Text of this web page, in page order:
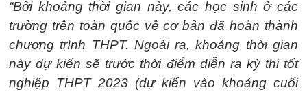
“Bởi khoảng thời gian này, các học sinh ở các
trường trên toàn quốc về cơ bản đã hoàn thành
chương trình THPT. Ngoài ra, khoảng thời gian
này dự kiến sẽ trước thời điểm diễn ra kỳ thi tốt
nghiệp THPT 2023 (dự kiến vào khoảng cuối